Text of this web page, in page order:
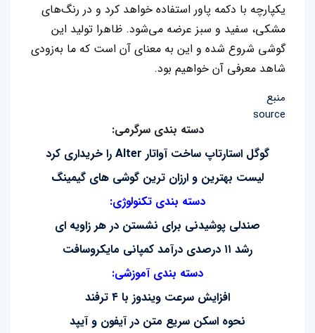
یکپارچه با دکمه پاور استفاده خواهد کرد و در رنگ‌های
مشکی، سفید و سبز عرضه می‌شود. ظاهرا تولید این
گوشی شروع شده و این به معنای آن است که ما به‌زودی
شاهد معرفی آن خواهیم بود.
منبع
source
دسته بندی سرگرمی:
گوگل استارتاپ ساخت آواتار Alter را خریداری کرد
لیست بهترین و ارزان ترین گوشی های گیمینگ
دسته بندی تکنولوژی:
صندلی پوشیدنی برای نشستن در هر زاویه ای
رشد ۱۱ درصدی درآمد کمپانی مایکروسافت
دسته بندی آموزشی:
افزایش سرعت ویندوز با ۴ ترفند
نحوه اسکن سریع متن در آیفون و آیپد